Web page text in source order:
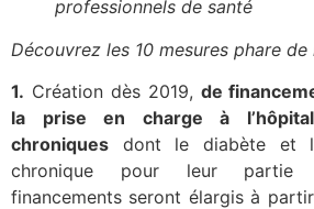
professionnels de santé
Découvrez les 10 mesures phare
1. Création dès 2019, de
la prise en charge à
chroniques dont le diabète et
chronique pour leur partie
financements seront élargis à